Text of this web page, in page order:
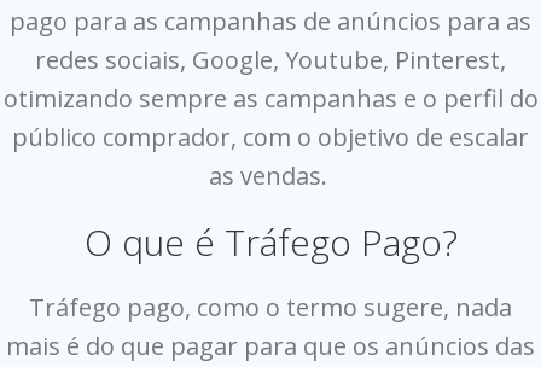
pago para as campanhas de anúncios para as
redes sociais, Google, Youtube, Pinterest,
otimizando sempre as campanhas e o perfil do
público comprador, com o objetivo de escalar
as vendas.
O que é Tráfego Pago?
Tráfego pago, como o termo sugere, nada
mais é do que pagar para que os anúncios das